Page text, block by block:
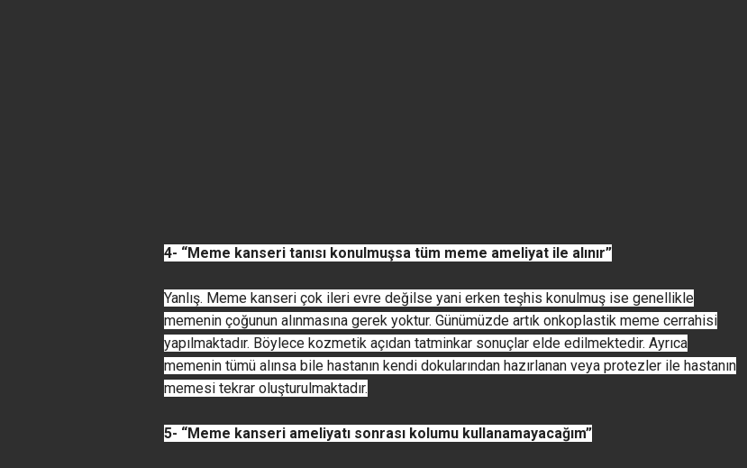
4- “Meme kanseri tanısı konulmuşsa tüm meme ameliyat ile alınır”
Yanlış. Meme kanseri çok ileri evre değilse yani erken teşhis konulmuş ise genellikle
memenin çoğunun alınmasına gerek yoktur. Günümüzde artık onkoplastik meme cerrahisi
yapılmaktadır. Böylece kozmetik açıdan tatminkar sonuçlar elde edilmektedir. Ayrıca
memenin tümü alınsa bile hastanın kendi dokularından hazırlanan veya protezler ile hastanın
memesi tekrar oluşturulmaktadır.
5- “Meme kanseri ameliyatı sonrası kolumu kullanamayacağım”